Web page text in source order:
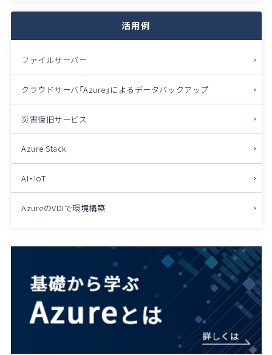
活用例
ファイルサーバー
クラウドサーバ「Azure」によるデータバックアップ
災害復旧サービス
Azure Stack
AI・IoT
AzureのVDIで環境構築